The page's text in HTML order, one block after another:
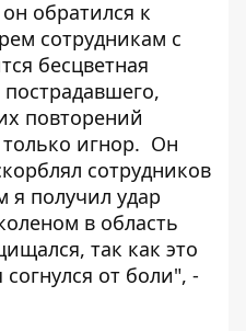
обратился к
сотрудникам с
бесцветная
повторений
игнор. Он
сотрудников
я получил удар
в область
так как это
от боли", -